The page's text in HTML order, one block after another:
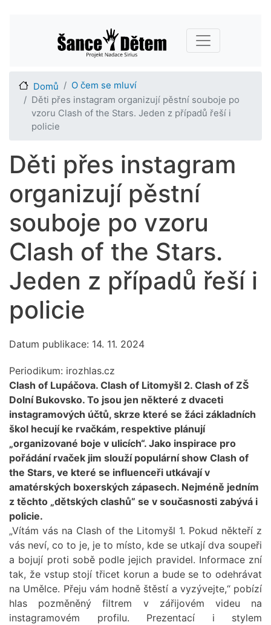
hlavnímu
obsahu
Main navigation
Domů
O čem se mluví
Děti přes instagram organizují pěstní souboje po
vzoru Clash of the Stars. Jeden z případů řeší i
policie
Děti přes instagram
organizují pěstní
souboje po vzoru
Clash of the Stars.
Jeden z případů řeší i
policie
Datum publikace: 14. 11. 2024
Periodikum: irozhlas.cz
Clash of Lupáčova. Clash of Litomyšl 2. Clash of ZŠ
Dolní Bukovsko. To jsou jen některé z dvaceti
instagramových účtů, skrze které se žáci základních
škol hecují ke rvačkám, respektive plánují
„organizované boje v ulicích“. Jako inspirace pro
pořádání rvaček jim slouží populární show Clash of
the Stars, ve které se influenceři utkávají v
amatérských boxerských zápasech. Nejméně jedním
z těchto „dětských clashů” se v současnosti zabývá i
policie.
„Vítám vás na Clash of the Litomyšl 1. Pokud někteří z
vás neví, co to je, je to místo, kde se utkají dva soupeři
a bojují proti sobě podle jejich pravidel. Informace zní
tak, že vstup stojí třicet korun a bude se to odehrávat
na Umělce. Přeju vám hodně štěstí a vyzývejte,“ pobízí
hlas pozměněný filtrem v zářijovém videu na
instagramovém profilu. Prezentací i stylem